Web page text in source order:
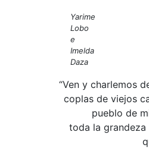
Yarime
Lobo
e
Imelda
Daza
“Ven y charlemos
coplas de viejos
pueblo de
toda la